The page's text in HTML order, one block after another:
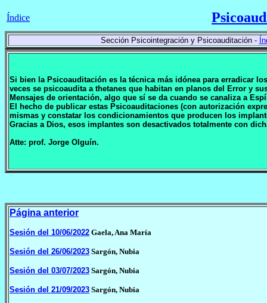
Índice
Sección Psicointegración y Psicoauditación -
Si bien la Psicoauditación es la técnica más idónea para erradicar
veces se psicoaudita a thetanes que habitan en planos del Error y
Mensajes de orientación, algo que sí se da cuando se canaliza a
El hecho de publicar estas Psicoauditaciones (con autorización
mismas y constatar los condicionamientos que producen los
Gracias a Dios, esos implantes son desactivados totalmente con
Atte: prof. Jorge Olguín.
Página anterior
Sesión del 10/06/2022 Gaela, Ana María
Sesión del 26/06/2023 Sargón, Nubia
Sesión del 03/07/2023 Sargón, Nubia
Sesión del 21/09/2023 Sargón, Nubia